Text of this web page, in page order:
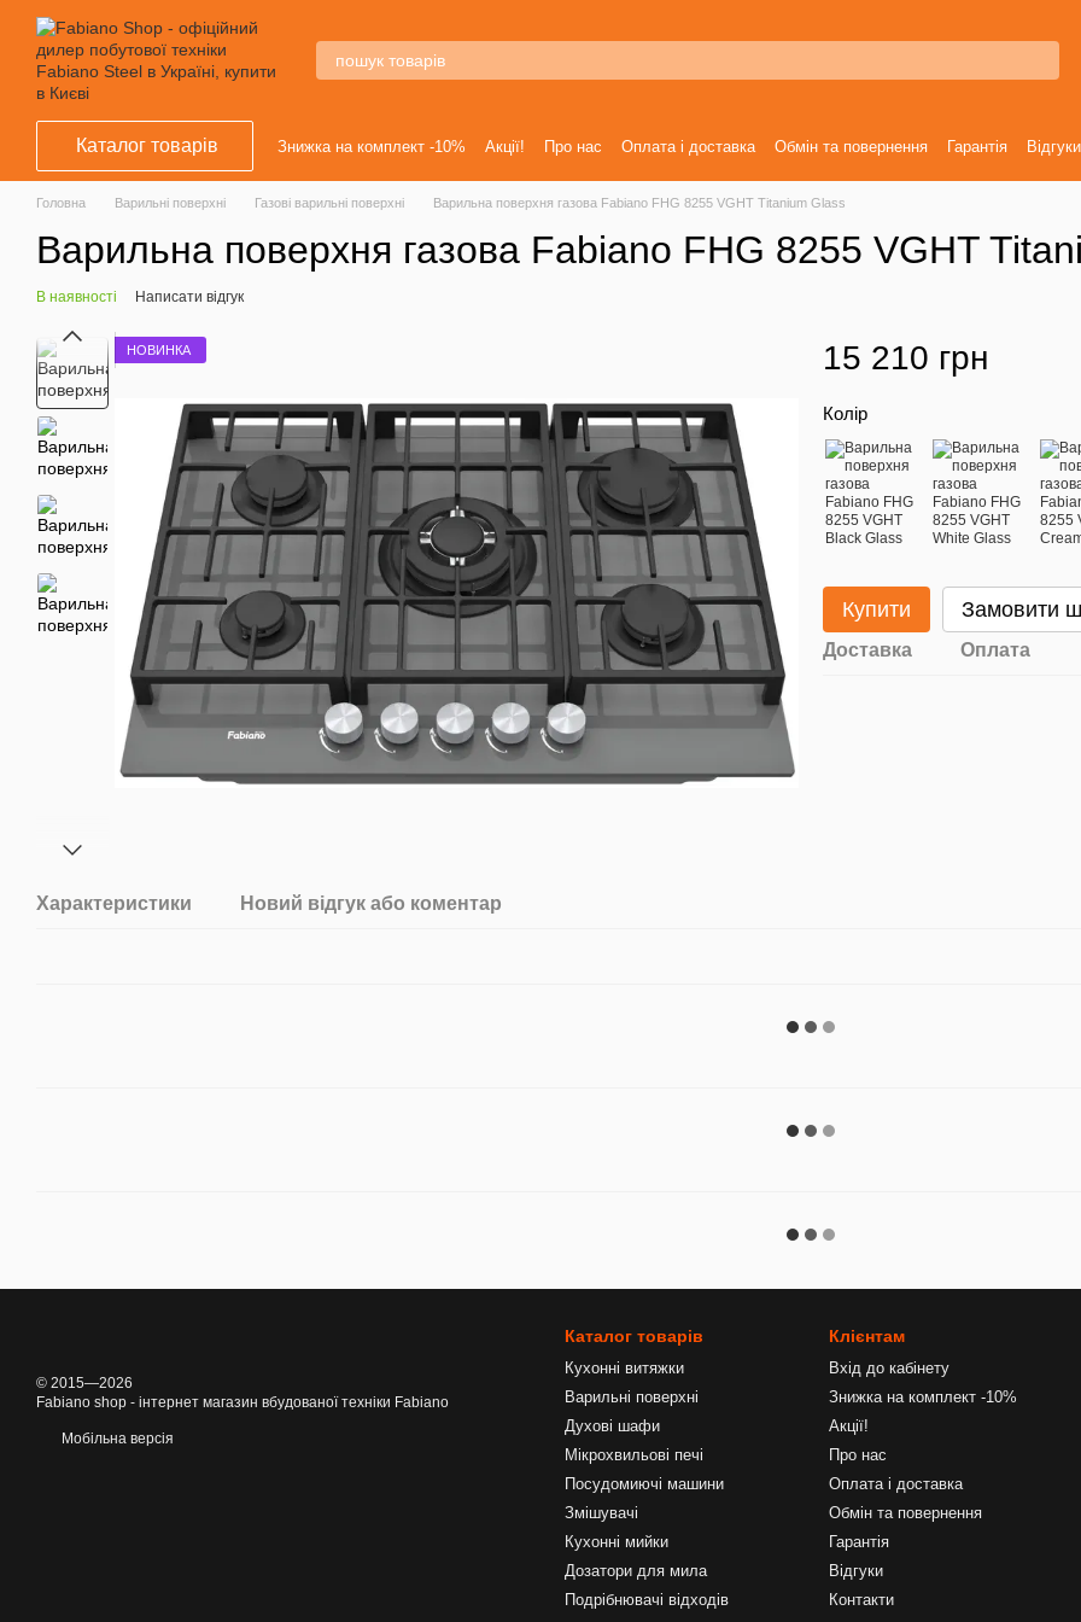
Перейти к основному контенту
Каталог товарів Знижка на комплект -10% Акції! Про нас Оплата і доставка Обмін та повернення Гарантія Відгуки
Головна Варильні поверхні Газові варильні поверхні Варильна поверхня газова Fabiano FHG 8255 VGHT Titanium Glass
Варильна поверхня газова Fabiano FHG 8255 VGHT
В наявності Написати відгук
НОВИНКА 15 210 грн
Колір
Купити Замовити
Доставка Оплата
Характеристики Новий відгук або коментар
© 2015—2026
Fabiano shop - інтернет магазин вбудованої техніки Fabiano
Мобільна версія
Каталог товарів
Кухонні витяжки
Варильні поверхні
Духові шафи
Мікрохвильові печі
Посудомиючі машини
Змішувачі
Кухонні мийки
Дозатори для мила
Подрібнювачі відходів
Клієнтам
Вхід до кабінету
Знижка на комплект -10%
Акції!
Про нас
Оплата і доставка
Обмін та повернення
Гарантія
Відгуки
Контакти